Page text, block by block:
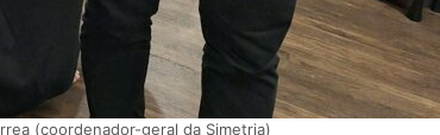
(coordenador-geral da Simetria)